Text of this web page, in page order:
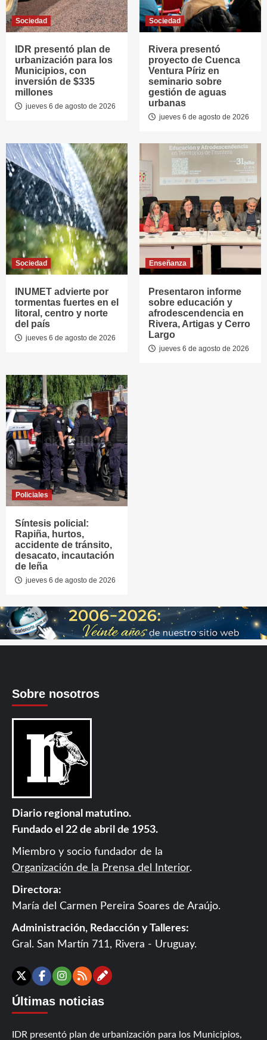
Sociedad
IDR presentó plan de
urbanización para los
Municipios, con
inversión de $335
millones
jueves 6 de agosto de 2026
Sociedad
Rivera presentó
proyecto de Cuenca
Ventura Píriz en
seminario sobre
gestión de aguas
urbanas
jueves 6 de agosto de 2026
Sociedad
INUMET advierte por
tormentas fuertes en el
litoral, centro y norte
del país
jueves 6 de agosto de 2026
Enseñanza
Presentaron informe
sobre educación y
afrodescendencia en
Rivera, Artigas y Cerro
Largo
jueves 6 de agosto de 2026
Policiales
Síntesis policial:
Rapiña, hurtos,
accidente de tránsito,
desacato, incautación
de leña
jueves 6 de agosto de 2026
Sobre nosotros
Diario regional matutino.
Fundado el 22 de abril de 1953.
Miembro y socio fundador de la
Organización de la Prensa del Interior.
Directora:
María del Carmen Pereira Soares de Araújo.
Administración, Redacción y Talleres:
Gral. San Martín 711, Rivera - Uruguay.
X Facebook
Instagram
RSSContáctanos
Últimas noticias
IDR presentó plan de urbanización para los Municipios,